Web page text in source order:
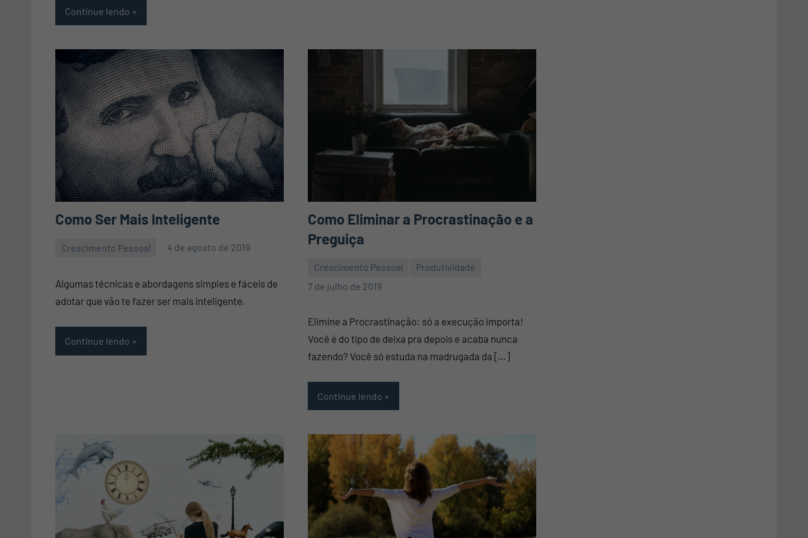
Continue lendo
Como Ser Mais Inteligente
Crescimento Pessoal 4 de agosto de 2019
Algumas técnicas e abordagens simples e fáceis de
adotar que vão te fazer ser mais inteligente.
Continue lendo
Como Eliminar a Procrastinação e a
Preguiça
Crescimento Pessoal
Produtividade
7 de julho de 2019
Mauro
Nenhum
Elimine a Procrastinação: só a execução importa!
Você é do tipo de deixa pra depois e acaba nunca
fazendo? Você só estuda na madrugada da […]
Continue lendo